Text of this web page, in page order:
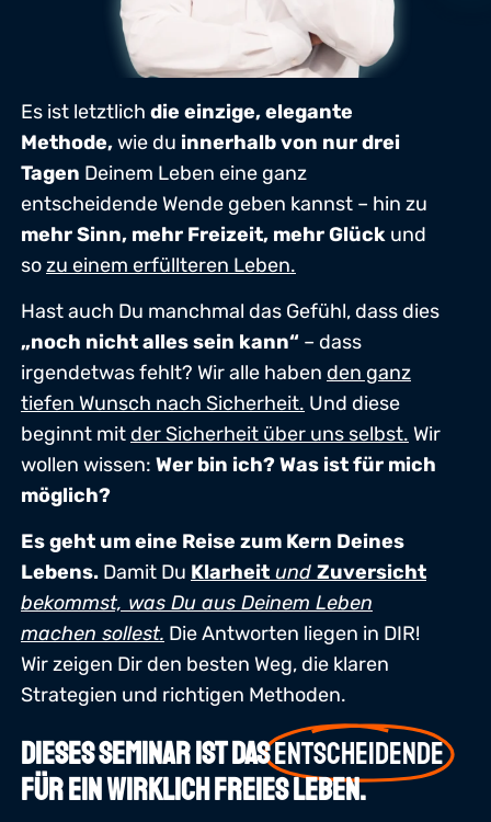
Es ist letztlich die einzige, elegante
Methode,wie du innerhalb von nur drei
Tagen Deinem Leben eine ganz
entscheidende Wende geben kannst – hin zu
mehr Sinn, mehr Freizeit, mehr Glück und
sozu einem erfüllteren Leben.
Hast auch Du manchmal das Gefühl, dass dies
„noch nicht alles sein kann“ – dass
irgendetwas fehlt? Wir alle haben den ganz
tiefen Wunsch nach Sicherheit. Und diese
beginnt mitder Sicherheit über uns selbst. Wir
wollen wissen: Wer bin ich? Was ist für mich
möglich?
Es geht um eine Reise zum Kern Deines
Lebens. Damit Du Klarheit und Zuversicht
bekommst, was Du aus Deinem Leben
machen sollest. Die Antworten liegen in DIR!
Wir zeigen Dir den besten Weg, die klaren
Strategien und richtigen Methoden.
Dieses Seminar ist dasentscheidende
für ein wirklich freies Leben.